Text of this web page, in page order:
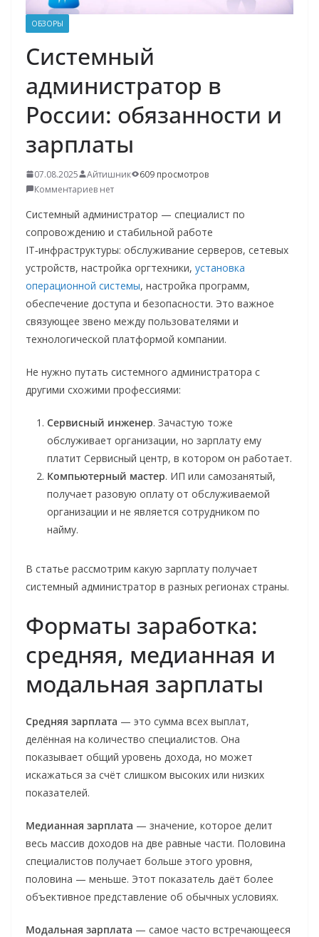
ОБЗОРЫ
Системный
администратор в
России: обязанности и
зарплаты
07.08.2025 Айтишник
609 просмотров
Комментариев нет
Системный администратор — специалист по
сопровождению и стабильной работе
IT‑инфраструктуры: обслуживание серверов, сетевых
устройств, настройка оргтехники, установка
операционной системы, настройка программ,
обеспечение доступа и безопасности. Это важное
связующее звено между пользователями и
технологической платформой компании.
Не нужно путать системного администратора с
другими схожими профессиями:
Сервисный инженер. Зачастую тоже
обслуживает организации, но зарплату ему
платит Сервисный центр, в котором он работает.
Компьютерный мастер. ИП или самозанятый,
получает разовую оплату от обслуживаемой
организации и не является сотрудником по
найму.
В статье рассмотрим какую зарплату получает
системный администратор в разных регионах страны.
Форматы заработка:
средняя, медианная и
модальная зарплаты
Средняя зарплата — это сумма всех выплат,
делённая на количество специалистов. Она
показывает общий уровень дохода, но может
искажаться за счёт слишком высоких или низких
показателей.
Медианная зарплата — значение, которое делит
весь массив доходов на две равные части. Половина
специалистов получает больше этого уровня,
половина — меньше. Этот показатель даёт более
объективное представление об обычных условиях.
Модальная зарплата — самое часто встречающееся